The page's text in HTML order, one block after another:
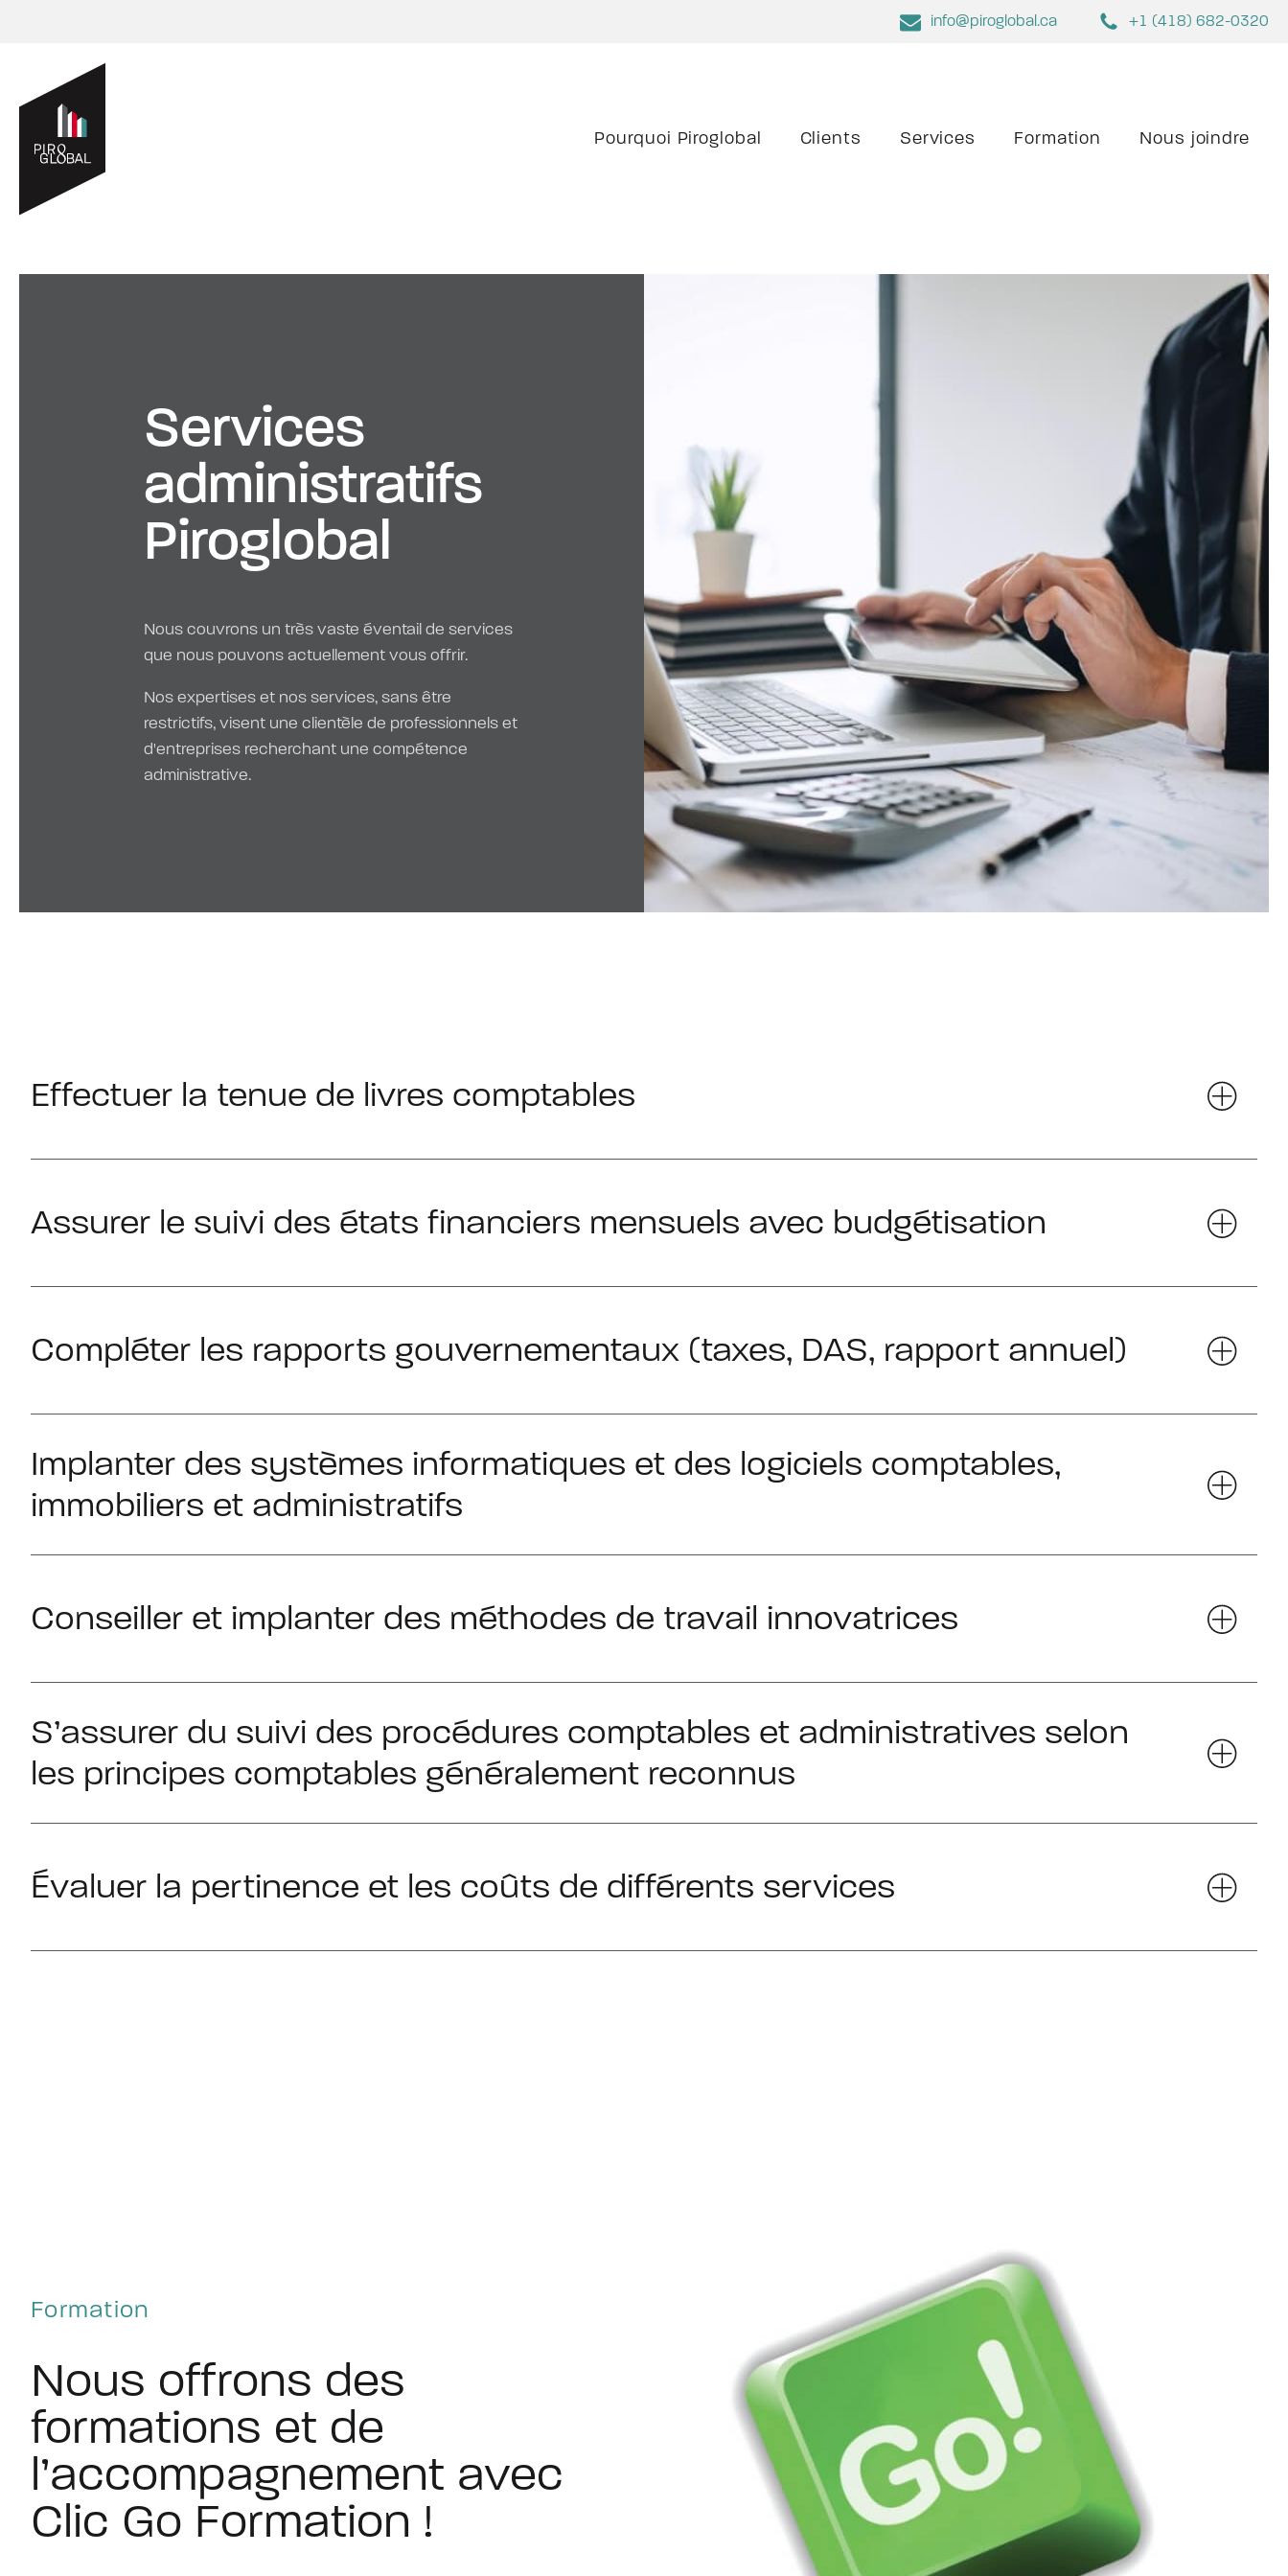
info@piroglobal.ca +1 (418) 682-0320
Pourquoi Piroglobal Clients Services Formation Nous joindre
Services
administratifs
Piroglobal
Nous couvrons un très vaste éventail de services
que nous pouvons actuellement vous offrir.
Nos expertises et nos services, sans être
restrictifs, visent une clientèle de professionnels et
d'entreprises recherchant une compétence
administrative.
Effectuer la tenue de livres comptables
Assurer le suivi des états financiers mensuels avec budgétisation
Compléter les rapports gouvernementaux (taxes, DAS, rapport annuel)
Implanter des systèmes informatiques et des logiciels comptables,
immobiliers et administratifs
Conseiller et implanter des méthodes de travail innovatrices
S’assurer du suivi des procédures comptables et administratives selon
les principes comptables généralement reconnus
Évaluer la pertinence et les coûts de différents services
Formation
Nous offrons des
formations et de
l’accompagnement avec
Clic Go Formation !